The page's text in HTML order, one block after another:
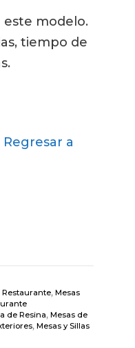
modelo.
tiempo de
Regresar a
Restaurante, Mesas
de Resina, Mesas de
, Mesas y Sillas